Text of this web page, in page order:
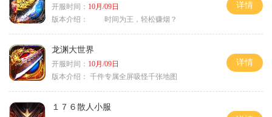
开服时间： 10月/09日
版本介绍：
时间为王，轻松赚烟？
详情
龙渊大世界
开服时间： 10月/09日
版本介绍： 千件专属全屏吸怪千张地图
详情
１７６散人小服